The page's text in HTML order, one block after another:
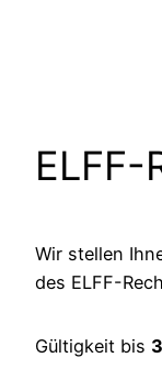
ELFF-
Wir stellen
des ELFF-
Gültigkeit bis